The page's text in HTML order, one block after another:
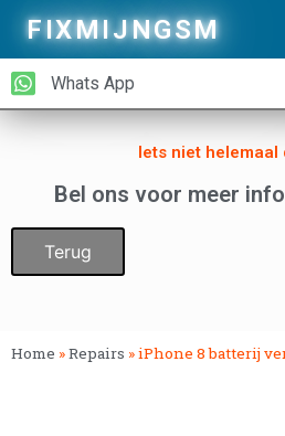
FIXMIJNGSM
Whats App
Iets niet helemaal
Bel ons voor meer
Terug
Home »Repairs »iPhone 8 batterij